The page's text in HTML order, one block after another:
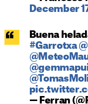
December
Buena
#Garrotxa
— Ferran